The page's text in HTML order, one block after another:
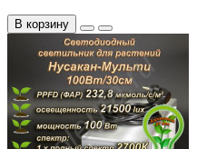
В корзину